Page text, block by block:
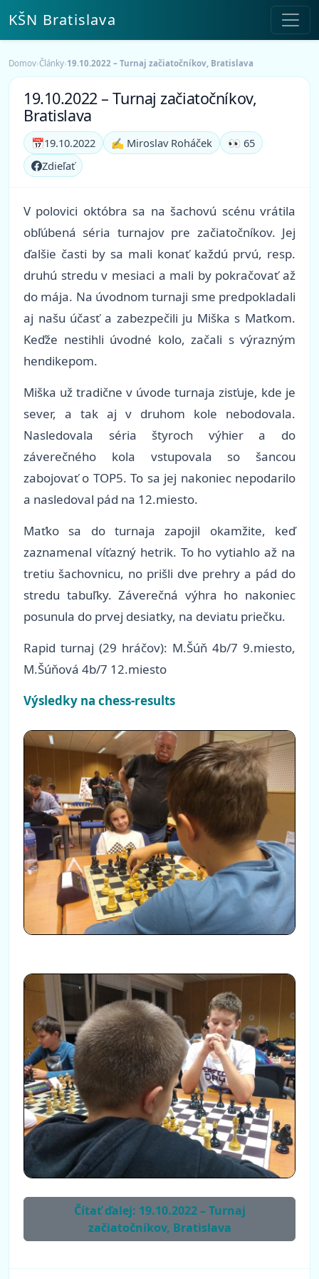
KŠN Bratislava
Domov›Články›19.10.2022 – Turnaj začiatočníkov, Bratislava
19.10.2022 – Turnaj začiatočníkov,
Bratislava
📅19.10.2022 ✍️ Miroslav Roháček
👀 65
Zdieľať
V polovici októbra sa na šachovú scénu vrátila
obľúbená séria turnajov pre začiatočníkov. Jej
ďalšie časti by sa mali konať každú prvú, resp.
druhú stredu v mesiaci a mali by pokračovať až
do mája. Na úvodnom turnaji sme predpokladali
aj našu účasť a zabezpečili ju Miška s Maťkom.
Keďže nestihli úvodné kolo, začali s výrazným
hendikepom.
Miška už tradične v úvode turnaja zisťuje, kde je
sever, a tak aj v druhom kole nebodovala.
Nasledovala séria štyroch výhier a do
záverečného kola vstupovala so šancou
zabojovať o TOP5. To sa jej nakoniec nepodarilo
a nasledoval pád na 12.miesto.
Maťko sa do turnaja zapojil okamžite, keď
zaznamenal víťazný hetrik. To ho vytiahlo až na
tretiu šachovnicu, no prišli dve prehry a pád do
stredu tabuľky. Záverečná výhra ho nakoniec
posunula do prvej desiatky, na deviatu priečku.
Rapid turnaj (29 hráčov): M.Šúň 4b/7 9.miesto,
M.Šúňová 4b/7 12.miesto
Výsledky na chess-results
Čítať ďalej: 19.10.2022 – Turnaj
začiatočníkov, Bratislava